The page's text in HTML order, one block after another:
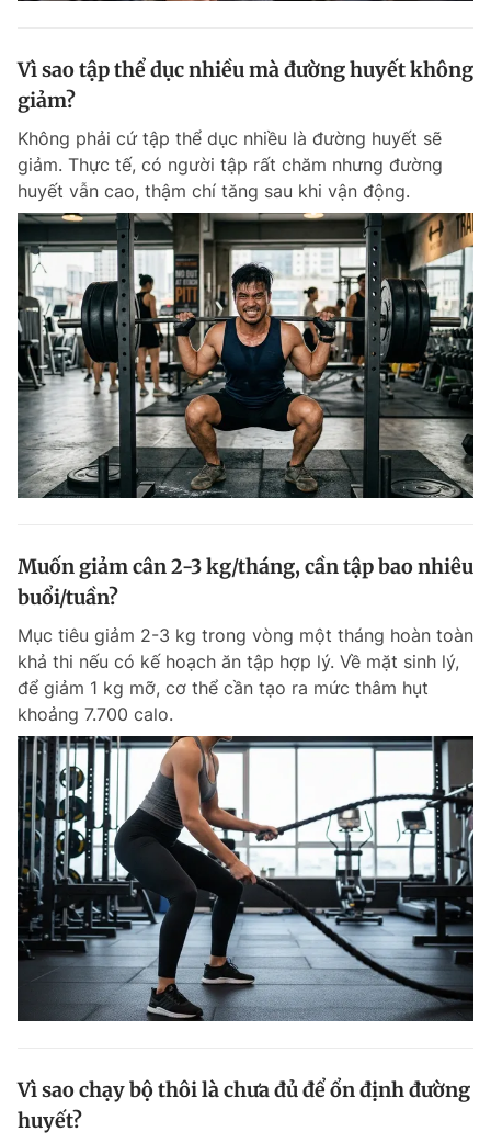
Vì sao tập thể dục nhiều mà đường huyết không
giảm?
Không phải cứ tập thể dục nhiều là đường huyết sẽ
giảm. Thực tế, có người tập rất chăm nhưng đường
huyết vẫn cao, thậm chí tăng sau khi vận động.
Muốn giảm cân 2-3 kg/tháng, cần tập bao nhiêu
buổi/tuần?
Mục tiêu giảm 2-3 kg trong vòng một tháng hoàn toàn
khả thi nếu có kế hoạch ăn tập hợp lý. Về mặt sinh lý,
để giảm 1 kg mỡ, cơ thể cần tạo ra mức thâm hụt
khoảng 7.700 calo.
Vì sao chạy bộ thôi là chưa đủ để ổn định đường
huyết?